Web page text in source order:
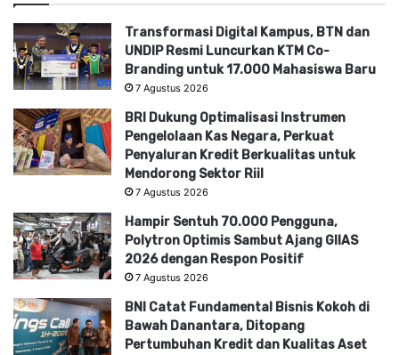
Transformasi Digital Kampus, BTN dan
UNDIP Resmi Luncurkan KTM Co-
Branding untuk 17.000 Mahasiswa Baru
7 Agustus 2026
BRI Dukung Optimalisasi Instrumen
Pengelolaan Kas Negara, Perkuat
Penyaluran Kredit Berkualitas untuk
Mendorong Sektor Riil
7 Agustus 2026
Hampir Sentuh 70.000 Pengguna,
Polytron Optimis Sambut Ajang GIIAS
2026 dengan Respon Positif
7 Agustus 2026
BNI Catat Fundamental Bisnis Kokoh di
Bawah Danantara, Ditopang
Pertumbuhan Kredit dan Kualitas Aset